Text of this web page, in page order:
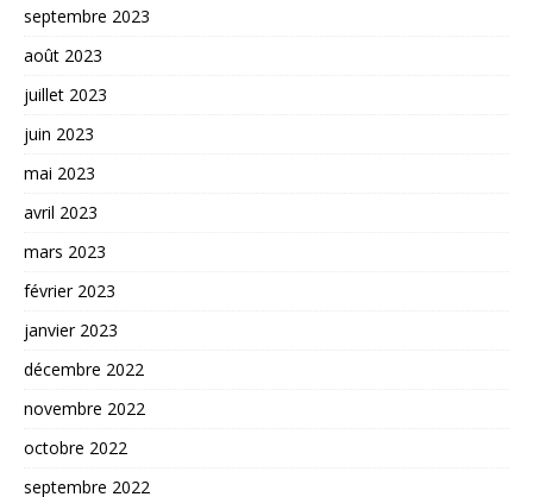
septembre 2023
août 2023
juillet 2023
juin 2023
mai 2023
avril 2023
mars 2023
février 2023
janvier 2023
décembre 2022
novembre 2022
octobre 2022
septembre 2022